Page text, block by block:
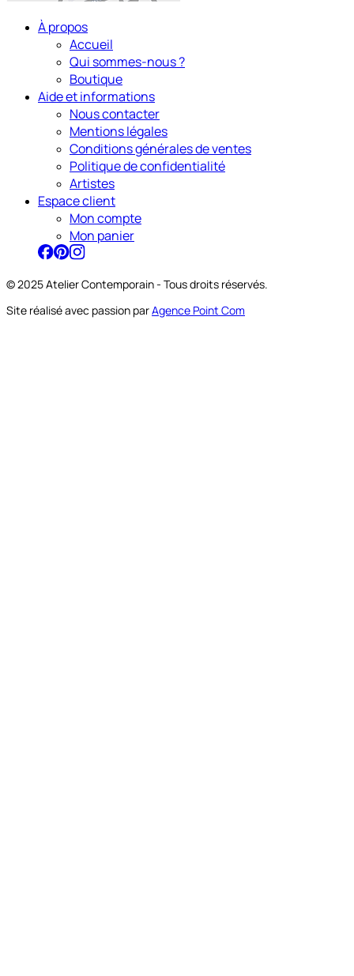
À propos
Accueil
Qui sommes-nous ?
Boutique
Aide et informations
Nous contacter
Mentions légales
Conditions générales de ventes
Politique de confidentialité
Artistes
Espace client
Mon compte
Mon panier
© 2025 Atelier Contemporain - Tous droits réservés.
Site réalisé avec passion parAgence Point Com